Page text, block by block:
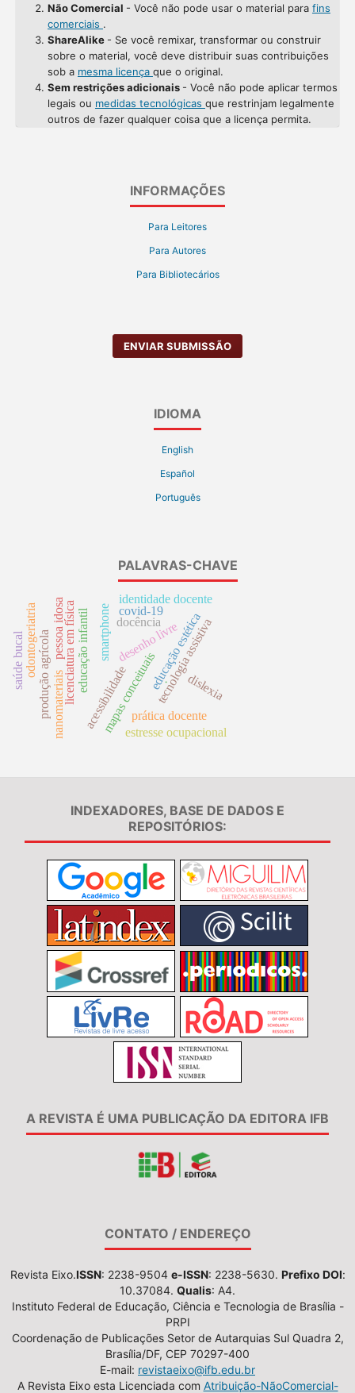
Não Comercial - Você não pode usar o material para fins
comerciais .
ShareAlike - Se você remixar, transformar ou construir
sobre o material, você deve distribuir suas contribuições
sob a mesma licença que o original.
Sem restrições adicionais - Você não pode aplicar termos
legais ou medidas tecnológicas que restrinjam legalmente
outros de fazer qualquer coisa que a licença permita.
INFORMAÇÕES
Para Leitores
Para Autores
Para Bibliotecários
ENVIAR SUBMISSÃO
IDIOMA
English
Español
Português
PALAVRAS-CHAVE
desenho livre
educação infantil educação estética
acessibilidade tecnologia assistiva
dislexia
smartphone
.
mapas conceituais
identidade docente
licenciatura em física
estresse ocupacional
docência
prática docente
nanomateriais
produção agrícola
pessoa idosa
odontogeriatria
saúde bucal
covid-19
INDEXADORES, BASE DE DADOS E
REPOSITÓRIOS:
A REVISTA É UMA PUBLICAÇÃO DA EDITORA IFB
CONTATO / ENDEREÇO
Revista Eixo.ISSN: 2238-9504 e-ISSN: 2238-5630. Prefixo DOI:
10.37084. Qualis: A4.
Instituto Federal de Educação, Ciência e Tecnologia de Brasília -
PRPI
Coordenação de Publicações Setor de Autarquias Sul Quadra 2,
Brasília/DF, CEP 70297-400
E-mail: revistaeixo@ifb.edu.br
A Revista Eixo esta Licenciada com Atribuição-NãoComercial-